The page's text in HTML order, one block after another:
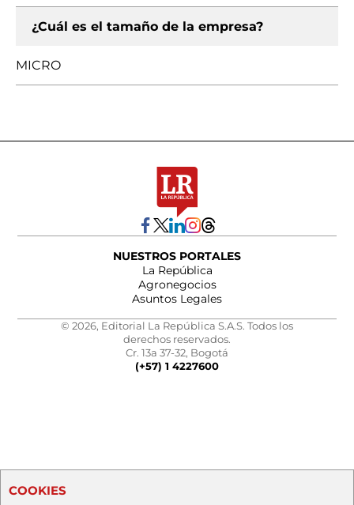
¿Cuál es el tamaño de la empresa?
MICRO
NUESTROS PORTALES
La República
Agronegocios
Asuntos Legales
© 2026, Editorial La República S.A.S. Todos los
derechos reservados.
Cr. 13a 37-32, Bogotá
(+57) 1 4227600
COOKIES